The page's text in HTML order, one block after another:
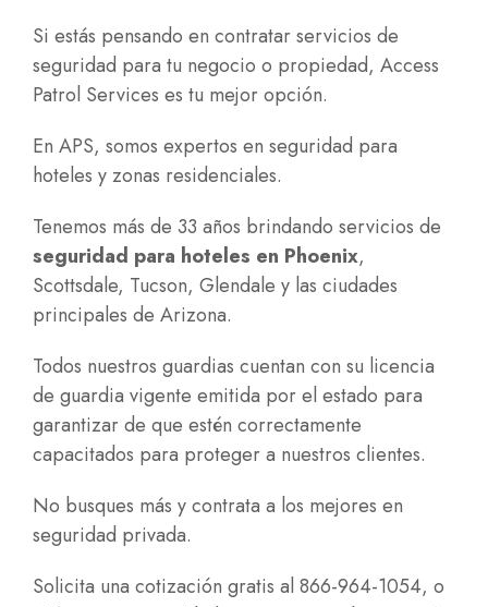
Si estás pensando en contratar servicios de
seguridad para tu negocio o propiedad, Access
Patrol Services es tu mejor opción.
En APS, somos expertos en seguridad para
hoteles y zonas residenciales.
Tenemos más de 33 años brindando servicios de
seguridad para hoteles en Phoenix,
Scottsdale, Tucson, Glendale y las ciudades
principales de Arizona.
Todos nuestros guardias cuentan con su licencia
de guardia vigente emitida por el estado para
garantizar de que estén correctamente
capacitados para proteger a nuestros clientes.
No busques más y contrata a los mejores en
seguridad privada.
Solicita una cotización gratis al 866-964-1054, o